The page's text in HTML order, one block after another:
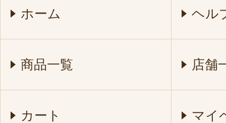
ホーム ヘル
商品一覧 店舗
カート マイ